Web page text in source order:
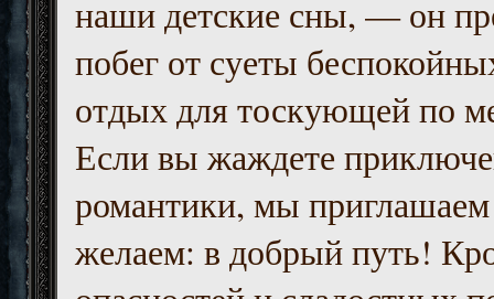
наши детские сны, — он
побег от суеты
отдых для тоскующей по
Если вы жаждете
романтики, мы приглашаем
желаем: в добрый путь!